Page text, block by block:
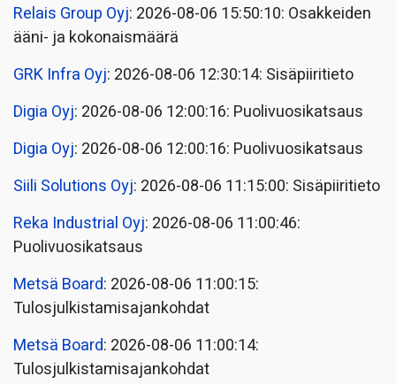
Relais Group Oyj: 2026-08-06 15:50:10: Osakkeiden
ääni- ja kokonaismäärä
GRK Infra Oyj: 2026-08-06 12:30:14: Sisäpiiritieto
Digia Oyj: 2026-08-06 12:00:16: Puolivuosikatsaus
Digia Oyj: 2026-08-06 12:00:16: Puolivuosikatsaus
Siili Solutions Oyj: 2026-08-06 11:15:00: Sisäpiiritieto
Reka Industrial Oyj: 2026-08-06 11:00:46:
Puolivuosikatsaus
Metsä Board: 2026-08-06 11:00:15:
Tulosjulkistamisajankohdat
Metsä Board: 2026-08-06 11:00:14:
Tulosjulkistamisajankohdat